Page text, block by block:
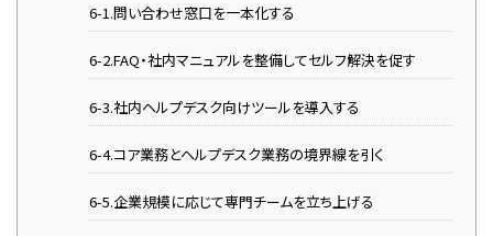
6-1.問い合わせ窓口を一本化する
6-2.FAQ・社内マニュアルを整備してセルフ解決を促す
6-3.社内ヘルプデスク向けツールを導入する
6-4.コア業務とヘルプデスク業務の境界線を引く
6-5.企業規模に応じて専門チームを立ち上げる